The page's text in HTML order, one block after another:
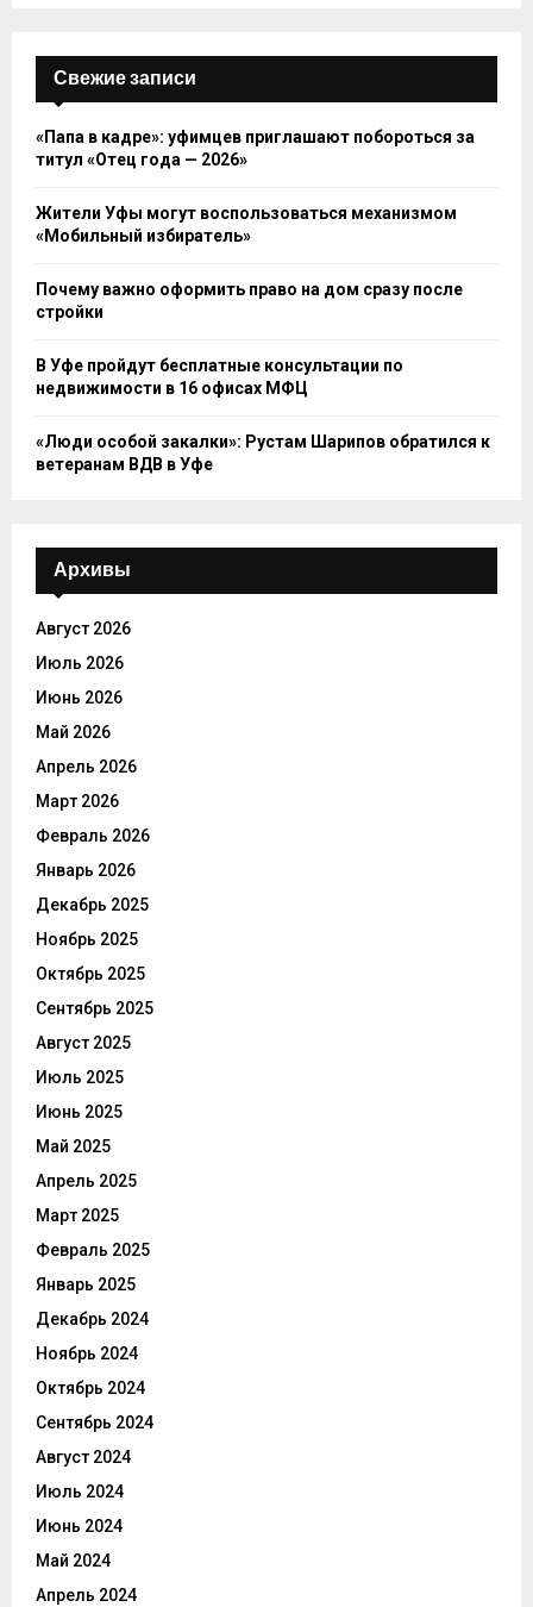
Свежие записи
«Папа в кадре»: уфимцев приглашают побороться за
титул «Отец года — 2026»
Жители Уфы могут воспользоваться механизмом
«Мобильный избиратель»
Почему важно оформить право на дом сразу после
стройки
В Уфе пройдут бесплатные консультации по
недвижимости в 16 офисах МФЦ
«Люди особой закалки»: Рустам Шарипов обратился к
ветеранам ВДВ в Уфе
Архивы
Август 2026
Июль 2026
Июнь 2026
Май 2026
Апрель 2026
Март 2026
Февраль 2026
Январь 2026
Декабрь 2025
Ноябрь 2025
Октябрь 2025
Сентябрь 2025
Август 2025
Июль 2025
Июнь 2025
Май 2025
Апрель 2025
Март 2025
Февраль 2025
Январь 2025
Декабрь 2024
Ноябрь 2024
Октябрь 2024
Сентябрь 2024
Август 2024
Июль 2024
Июнь 2024
Май 2024
Апрель 2024